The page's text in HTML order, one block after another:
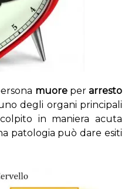
muoreperarresto
degli organi principali
in maniera acuta
patologia può dare esiti